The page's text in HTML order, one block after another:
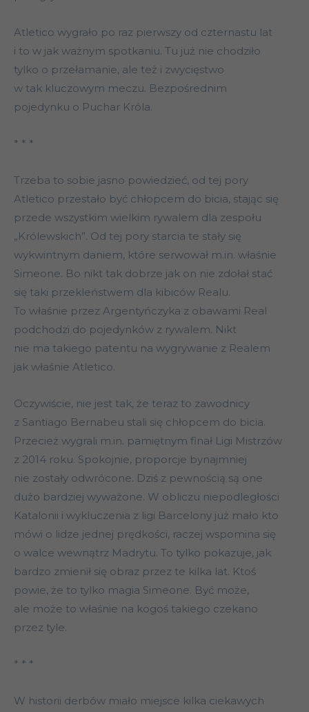
Atletico wygrało po raz pierwszy od czternastu lat
i to w jak ważnym spotkaniu. Tu już nie chodziło
tylko o przełamanie, ale też i zwycięstwo
w tak kluczowym meczu. Bezpośrednim
pojedynku o Puchar Króla.
* * *
Trzeba to sobie jasno powiedzieć, od tej pory
Atletico przestało być chłopcem do bicia, stając się
przede wszystkim wielkim rywalem dla zespołu
„Królewskich”. Od tej pory starcia te stały się
wykwintnym daniem, które serwował m.in. właśnie
Simeone. Bo nikt tak dobrze jak on nie zdołał stać
się taki przekleństwem dla kibiców Realu.
To właśnie przez Argentyńczyka z obawami Real
podchodzi do pojedynków z rywalem. Nikt
nie ma takiego patentu na wygrywanie z Realem
jak właśnie Atletico.
Oczywiście, nie jest tak, że teraz to zawodnicy
z Santiago Bernabeu stali się chłopcem do bicia.
Przecież wygrali m.in. pamiętnym finał Ligi Mistrzów
z 2014 roku. Spokojnie, proporcje bynajmniej
nie zostały odwrócone. Dziś z pewnością są one
dużo bardziej wyważone. W obliczu niepodległości
Katalonii i wykluczenia z ligi Barcelony już mało kto
mówi o lidze jednej prędkości, raczej wspomina się
o walce wewnątrz Madrytu. To tylko pokazuje, jak
bardzo zmienił się obraz przez te kilka lat. Ktoś
powie, że to tylko magia Simeone. Być może,
ale może to właśnie na kogoś takiego czekano
przez tyle.
* * *
W historii derbów miało miejsce kilka ciekawych